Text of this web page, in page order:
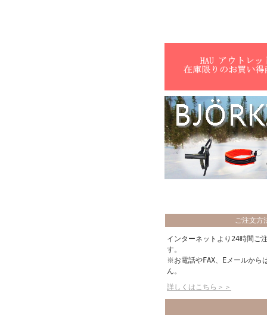
ご注文方
インターネットより24時間ご
す。
※お電話やFAX、Eメールから
ん。
詳しくはこちら＞＞